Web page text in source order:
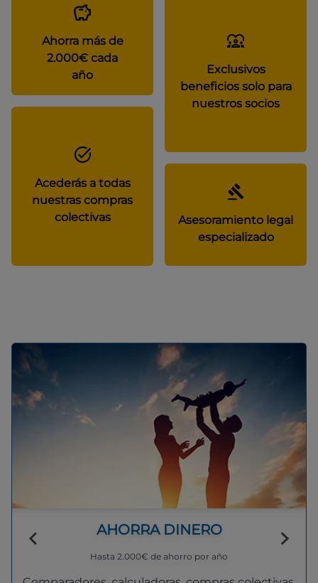
Ahorra más de
2.000€ cada
año
Exclusivos
beneficios solo para
nuestros socios
Acederás a todas
nuestras compras
colectivas
Asesoramiento legal
especializado
AHORRA DINERO
Hasta 2.000€ de ahorro por año